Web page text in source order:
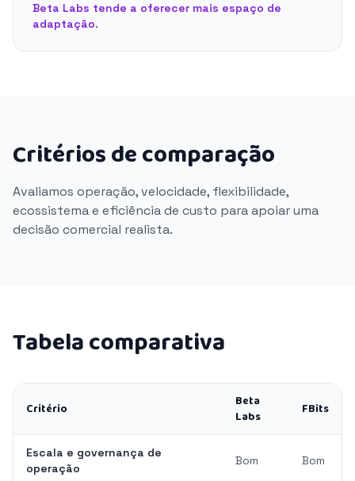
Beta Labs tende a oferecer mais espaço de
adaptação.
Critérios de comparação
Avaliamos operação, velocidade, flexibilidade,
ecossistema e eficiência de custo para apoiar uma
decisão comercial realista.
Tabela comparativa
Critério
Beta
Labs
FBits
Escala e governança de
operação
Bom Bom